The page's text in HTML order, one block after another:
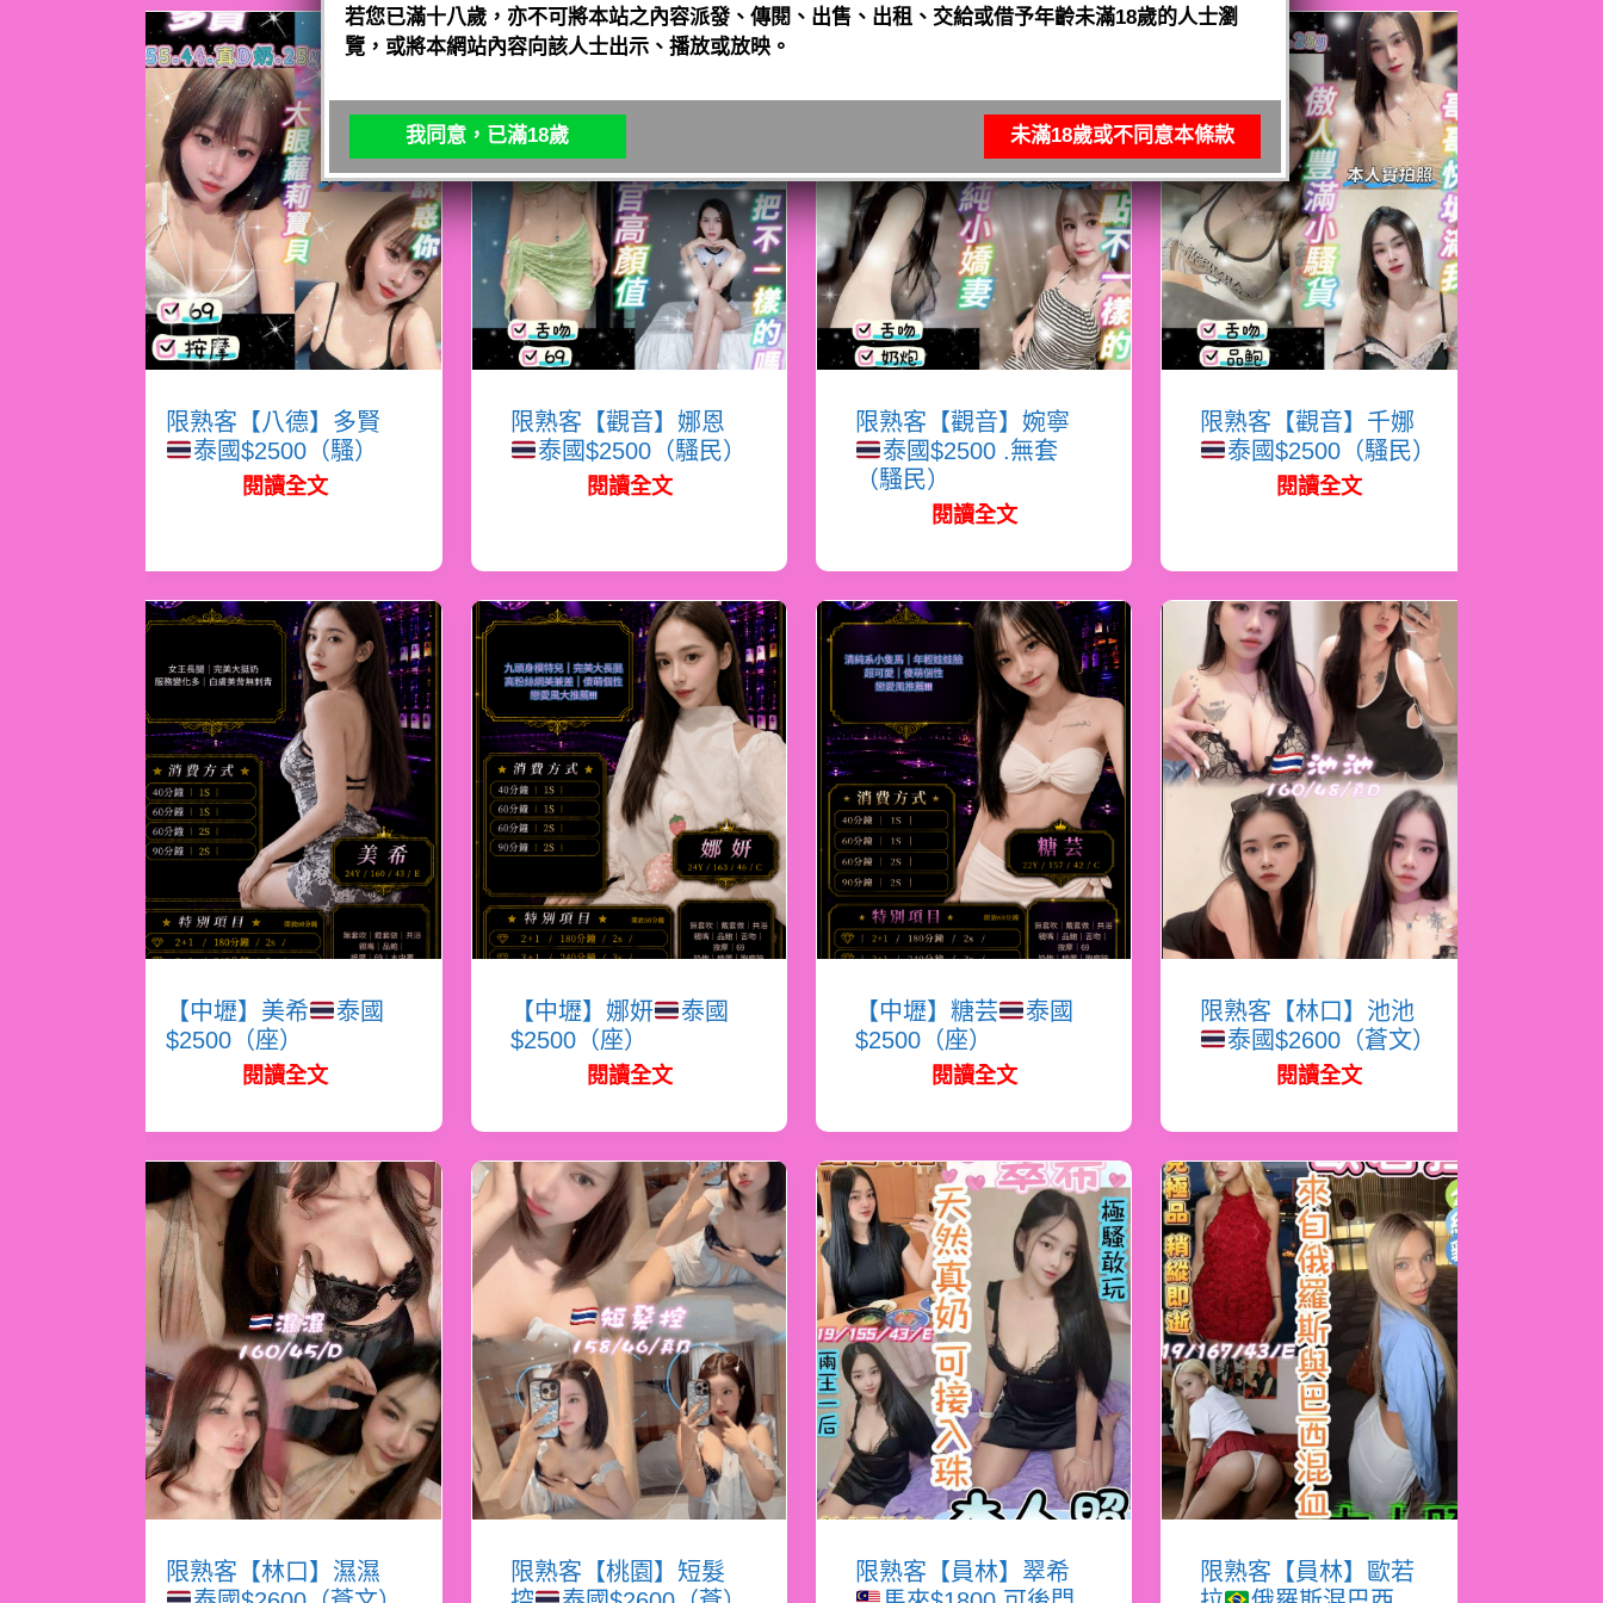
限熟客【八德】多賢
泰國$2500（騷）
閱讀全文
限熟客【觀音】娜恩
泰國$2500（騷民）
閱讀全文
限熟客【觀音】婉寧
泰國$2500 .無套
（騷民）
閱讀全文
限熟客【觀音】千娜
泰國$2500（騷民）
閱讀全文
【中壢】美希
泰國
$2500（座）
閱讀全文
【中壢】娜妍
泰國
$2500（座）
閱讀全文
【中壢】糖芸
泰國
$2500（座）
閱讀全文
限熟客【林口】池池
泰國$2600（蒼文）
閱讀全文
限熟客【林口】濕濕
限熟客【桃園】短髮
限熟客【員林】翠希
限熟客【員林】歐若
若您已滿十八歲，亦不可將本站之內容派發、傳閱、出售、出租、交給或借予年齡未滿18歲的人士瀏
覽，或將本網站內容向該人士出示、播放或放映。
我同意，已滿18歲 未滿18歲或不同意本條款